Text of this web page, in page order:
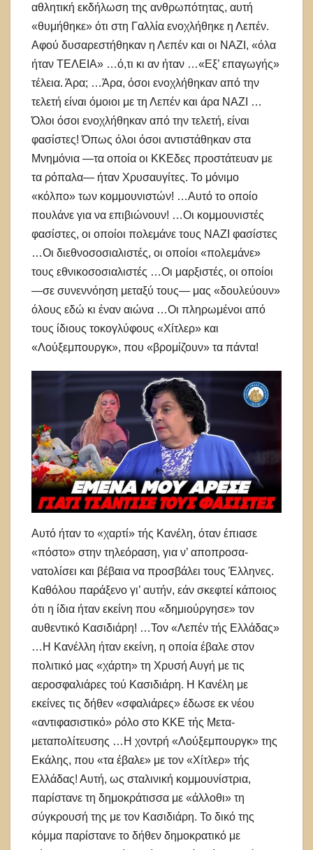
αθλητική εκδήλωση της ανθρωπότητας, αυτή
«θυμήθηκε» ότι στη Γαλλία ενοχλήθηκε η Λεπέν.
Αφού δυσαρεστήθηκαν η Λεπέν και οι ΝΑΖΙ, «όλα
ήταν ΤΕΛΕΙΑ» …ό,τι κι αν ήταν …«Εξ’ επαγωγής»
τέλεια. Άρα; …Άρα, όσοι ενοχλήθηκαν από την
τελετή είναι όμοιοι με τη Λεπέν και άρα ΝΑΖΙ …
Όλοι όσοι ενοχλήθηκαν από την τελετή, είναι
φασίστες! Όπως όλοι όσοι αντιστάθηκαν στα
Μνημόνια —τα οποία οι ΚΚΕδες προστάτευαν με
τα ρόπαλα— ήταν Χρυσαυγίτες. Το μόνιμο
«κόλπο» των κομμουνιστών! …Αυτό το οποίο
πουλάνε για να επιβιώνουν! …Οι κομμουνιστές
φασίστες, οι οποίοι πολεμάνε τους ΝΑΖΙ φασίστες
…Οι διεθνοσοσιαλιστές, οι οποίοι «πολεμάνε»
τους εθνικοσοσιαλιστές …Οι μαρξιστές, οι οποίοι
—σε συνεννόηση μεταξύ τους— μας «δουλεύουν»
όλους εδώ κι έναν αιώνα …Οι πληρωμένοι από
τους ίδιους τοκογλύφους «Χίτλερ» και
«Λούξεμπουργκ», που «βρομίζουν» τα πάντα!
Αυτό ήταν το «χαρτί» τής Κανέλη, όταν έπιασε
«πόστο» στην τηλε­όραση, για ν’ αποπρο­σα­
νατολίσει και βέβαια να προσ­βάλει τους Έλληνες.
Καθόλου παράξενο γι’ αυτήν, εάν σκεφτεί κάποιος
ότι η ίδια ήταν εκείνη που «δημιούργησε» τον
αυθεντικό Κασιδιάρη! …Τον «Λεπέν τής Ελλάδας»
…Η Κανέλλη ήταν εκείνη, η οποία έβαλε στον
πολιτικό μας «χάρτη» τη Χρυσή Αυγή με τις
αεροσφαλιάρες τού Κασιδιάρη. Η Κανέλη με
εκείνες τις δήθεν «σφαλιάρες» έδωσε εκ νέου
«αντιφασιστικό» ρόλο στο ΚΚΕ τής Μετα-
μεταπολίτευσης …Η χοντρή «Λούξεμπουργκ» της
Εκάλης, που «τα έβαλε» με τον «Χίτλερ» τής
Ελλάδας! Αυτή, ως σταλινική κομμουνίστρια,
παρίστανε τη δημοκρά­τισσα με «άλλοθι» τη
σύγκρουσή της με τον Κασιδιάρη. Το δικό της
κόμμα παρίστανε το δήθεν δημοκρατικό με